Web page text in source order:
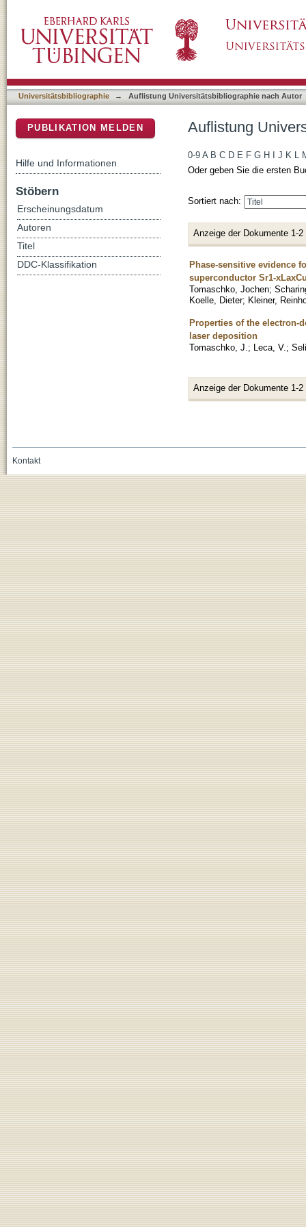
Universitätsbibliographie → Auflistung Universitätsbibliographie nach Autor
Auflistung
0-9 A B C D E F G H J K L
Oder geben Sie die ersten
Sortiert nach:
Anzeige der Dokumente 1-2
Phase-sensitive evidence
superconductor Sr1-
Tomaschko, Jochen;
Koelle, Dieter; Kleiner,
Properties of the electron-
laser deposition
Tomaschko, J. ; Leca, V. ;
Anzeige der Dokumente 1-2
PUBLIKATION MELDEN
Hilfe und Informationen
Stöbern
Erscheinungsdatum
Autoren
Titel
DDC-Klassifikation
Kontakt